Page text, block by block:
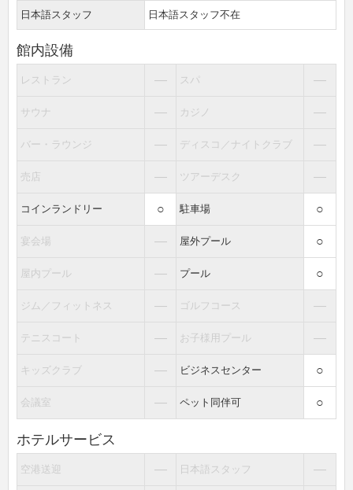
日本語スタッフ 日本語スタッフ不在
館内設備
レストラン ― スパ ―
サウナ ― カジノ ―
バー・ラウンジ ― ディスコ／ナイトクラブ ―
売店 ― ツアーデスク ―
コインランドリー ○ 駐車場 ○
宴会場 ― 屋外プール ○
屋内プール ― プール ○
ジム／フィットネス ― ゴルフコース ―
テニスコート ― お子様用プール ―
キッズクラブ ― ビジネスセンター ○
会議室 ― ペット同伴可 ○
ホテルサービス
空港送迎 ― 日本語スタッフ ―